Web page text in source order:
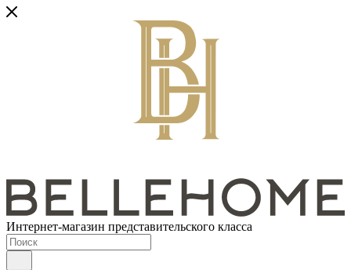
Интернет-магазин представительского класса